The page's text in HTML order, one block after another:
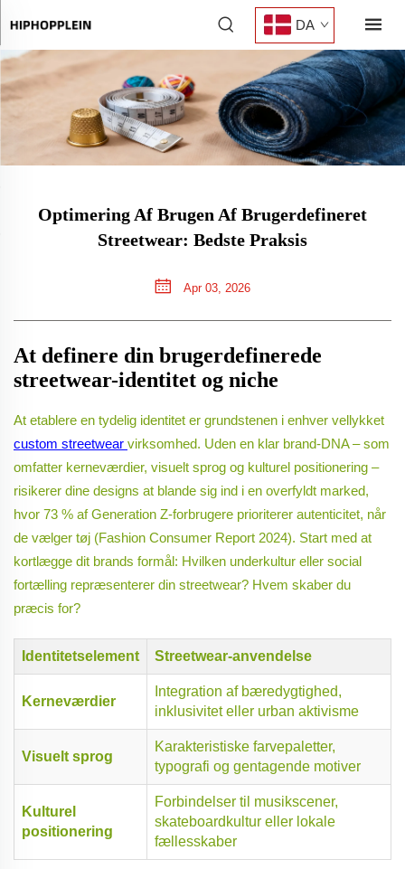
DA
Optimering Af Brugen Af Brugerdefineret
Streetwear: Bedste Praksis
Apr 03, 2026
At definere din brugerdefinerede
streetwear-identitet og niche
At etablere en tydelig identitet er grundstenen i enhver vellykket
custom streetwear virksomhed. Uden en klar brand-DNA – som
omfatter kerneværdier, visuelt sprog og kulturel positionering –
risikerer dine designs at blande sig ind i en overfyldt marked,
hvor 73 % af Generation Z-forbrugere prioriterer autenticitet, når
de vælger tøj (Fashion Consumer Report 2024). Start med at
kortlægge dit brands formål: Hvilken underkultur eller social
fortælling repræsenterer din streetwear? Hvem skaber du
præcis for?
Identitetselement Streetwear-anvendelse
Kerneværdier
Integration af bæredygtighed,
inklusivitet eller urban aktivisme
Visuelt sprog
Karakteristiske farvepaletter,
typografi og gentagende motiver
Kulturel
positionering
Forbindelser til musikscener,
skateboardkultur eller lokale
fællesskaber